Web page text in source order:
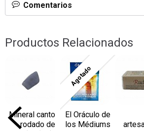
Comentarios
Productos Relacionados
Mineral canto
rodado de
Agotado
El Oráculo de
los Médiums